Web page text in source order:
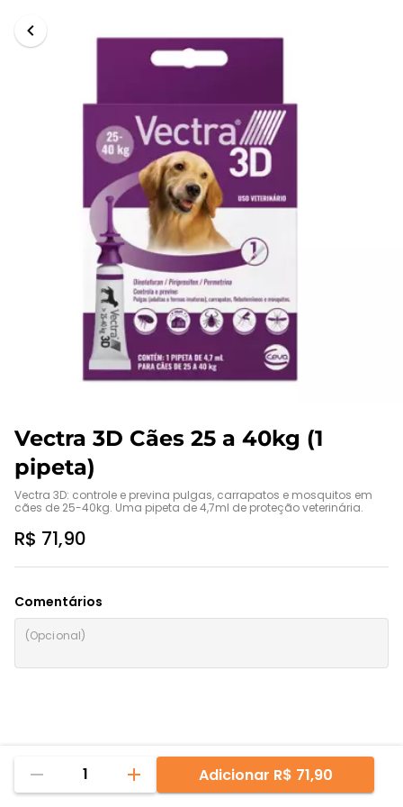
Vectra 3D Cães 25 a 40kg (1
pipeta)
Vectra 3D: controle e previna pulgas, carrapatos e mosquitos em
cães de 25-40kg. Uma pipeta de 4,7ml de proteção veterinária.
R$ 71,90
Comentários
1 Adicionar R$ 71,90